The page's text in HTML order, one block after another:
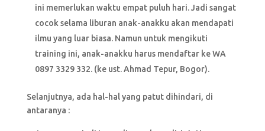
ini memerlukan waktu empat puluh hari. Jadi sangat
cocok selama liburan anak-anakku akan mendapati
ilmu yang luar biasa. Namun untuk mengikuti
training ini, anak-anakku harus mendaftar ke WA
0897 3329 332. (ke ust. Ahmad Tepur, Bogor).
Selanjutnya, ada hal-hal yang patut dihindari, di
antaranya :